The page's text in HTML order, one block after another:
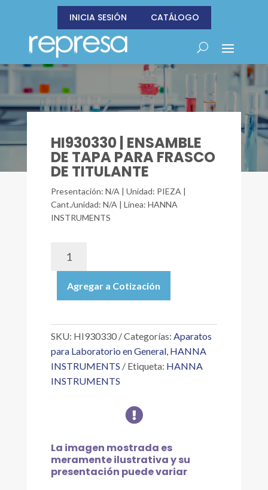
INICIA SESIÓN CATÁLOGO
HI930330 | ENSAMBLE
DE TAPA PARA FRASCO
DE TITULANTE
Presentación: N/A | Unidad: PIEZA |
Cant./unidad: N/A | Línea: HANNA
INSTRUMENTS
TAPA
FRASCO
TITULANTE
cantidad
Agregar a Cotización
SKU: HI930330 Categorías: Aparatos
para Laboratorio en General, HANNA
INSTRUMENTS
Etiqueta: HANNA
INSTRUMENTS

La imagen mostrada es
meramente ilustrativa y su
presentación puede variar